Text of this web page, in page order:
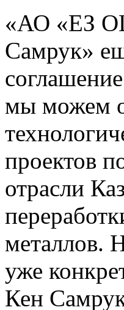
«АО «ЕЗ
Самрук»
мы можем
проектов
отрасли
металлов.
уже
Кен